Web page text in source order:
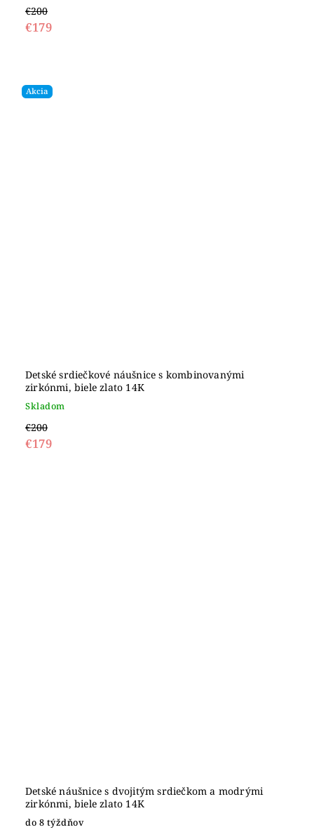
€200
€179
Akcia
Detské srdiečkové náušnice s kombinovanými
zirkónmi, biele zlato 14K
Skladom
€200
€179
Detské náušnice s dvojitým srdiečkom a modrými
zirkónmi, biele zlato 14K
do 8 týždňov